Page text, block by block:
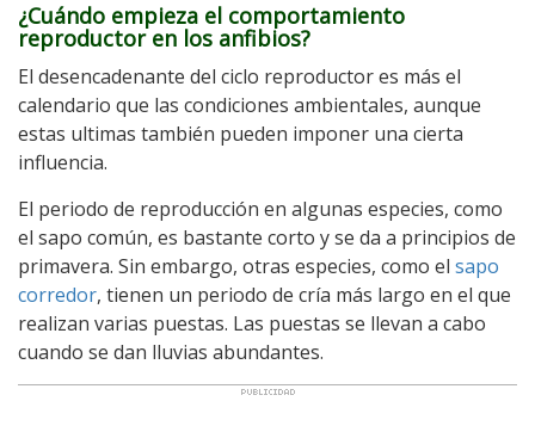
¿Cuándo empieza el comportamiento
reproductor en los anfibios?
El desencadenante del ciclo reproductor es más el
calendario que las condiciones ambientales, aunque
estas ultimas también pueden imponer una cierta
influencia.
El periodo de reproducción en algunas especies, como
el sapo común, es bastante corto y se da a principios de
primavera. Sin embargo, otras especies, como el sapo
corredor, tienen un periodo de cría más largo en el que
realizan varias puestas. Las puestas se llevan a cabo
cuando se dan lluvias abundantes.